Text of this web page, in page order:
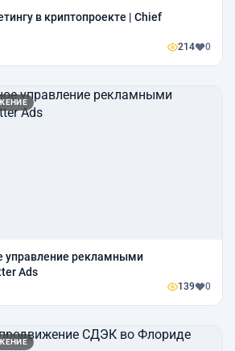
в криптопроекте | Chief
214 0
управление рекламными
Ads
139 0